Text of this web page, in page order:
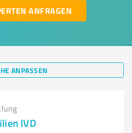
ANFRAGEN
ANPASSEN
IVD